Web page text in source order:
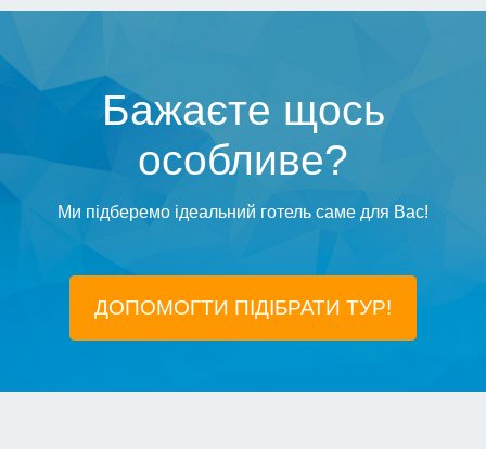
Бажаєте щось
особливе?
Ми підберемо ідеальний готель саме для Вас!
ДОПОМОГТИ ПІДIБРАТИ ТУР!